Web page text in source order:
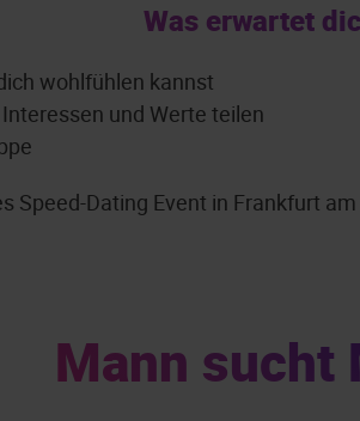
Was erwartet
wohlfühlen kannst
und Werte teilen
Speed-Dating Event in Frankfurt
Mann sucht